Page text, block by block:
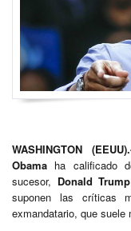
WASHINGTON
Obama ha calificado
sucesor, Donald Trump
suponen las críticas
exmandatario, que suele